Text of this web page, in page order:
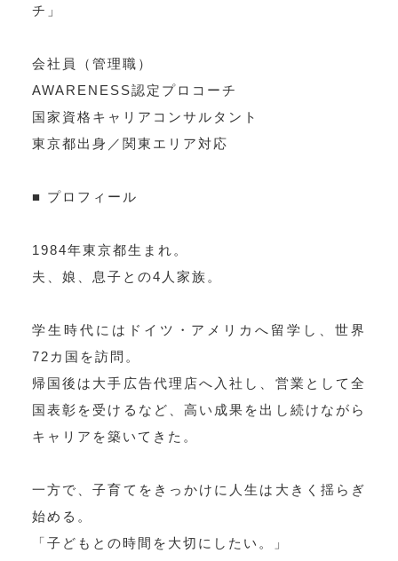
チ」
会社員（管理職）
AWARENESS認定プロコーチ
国家資格キャリアコンサルタント
東京都出身／関東エリア対応
■ プロフィール
1984年東京都生まれ。
夫、娘、息子との4人家族。
学生時代にはドイツ・アメリカへ留学し、世界
72カ国を訪問。
帰国後は大手広告代理店へ入社し、営業として全
国表彰を受けるなど、高い成果を出し続けながら
キャリアを築いてきた。
一方で、子育てをきっかけに人生は大きく揺らぎ
始める。
「子どもとの時間を大切にしたい。」